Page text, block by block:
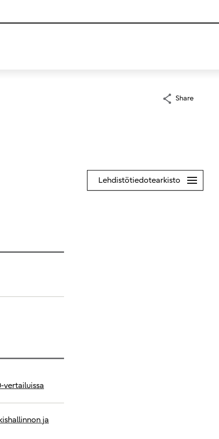
Share
Lehdistötiedotearkisto
vertailuissa
ja